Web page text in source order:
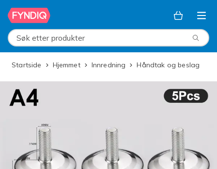
Hopp til hovedinnhold
Søk etter produkter
Startside Hjemmet Innredning Håndtak og beslag